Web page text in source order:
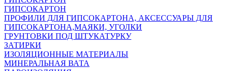
ГИПСОКАРТОН
ПРОФИЛИ ДЛЯ ГИПСОКАРТОНА, АКСЕССУАРЫ ДЛЯ
ГИПСОКАРТОНА,МАЯКИ, УГОЛКИ
ГРУНТОВКИ ПОД ШТУКАТУРКУ
ЗАТИРКИ
ИЗОЛЯЦИОННЫЕ МАТЕРИАЛЫ
МИНЕРАЛЬНАЯ ВАТА